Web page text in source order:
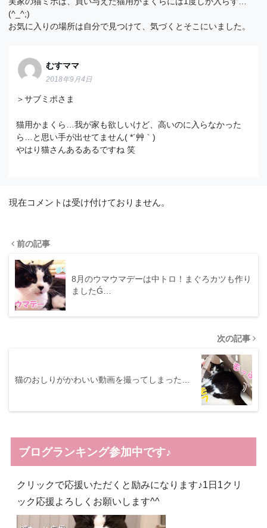
(^_^;)
お気に入りの場所は自分で見つけて、気づくとそこにいました。
むすママ
2018年9月4日
＞サブミポさま
猫用かまくら…我が家も欲しいけど、高いのに入らなかった
ら…と思い手が出せてません( *´艸｀)
やはり猫さんあるあるですね 笑
現在コメントは受け付けておりません。
前の記事
8月のウマウマデーは中トロ！まぐろカツも作り
ましたǴ…
次の記事
猫のおしりがかわいい動画を撮ってしまった…
ブログランキング参加中です♪
クリックで応援いただくと励みになります♪1日1クリ
ック応援よろしくお願いします^^